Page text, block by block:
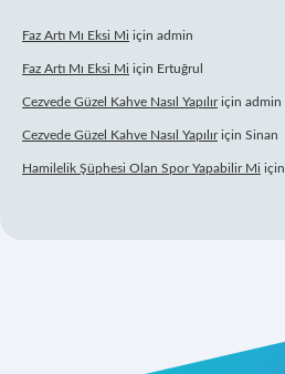
Faz Artı Mı Eksi Mi için admin
Faz Artı Mı Eksi Mi için Ertuğrul
Cezvede Güzel Kahve Nasıl Yapılıriçin admin
Cezvede Güzel Kahve Nasıl Yapılıriçin Sinan
Hamilelik Şüphesi Olan Spor Yapabilir Mi için